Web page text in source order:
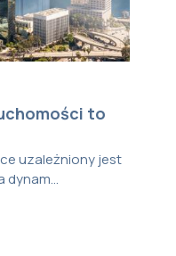
to
uzależniony jest
dynam...